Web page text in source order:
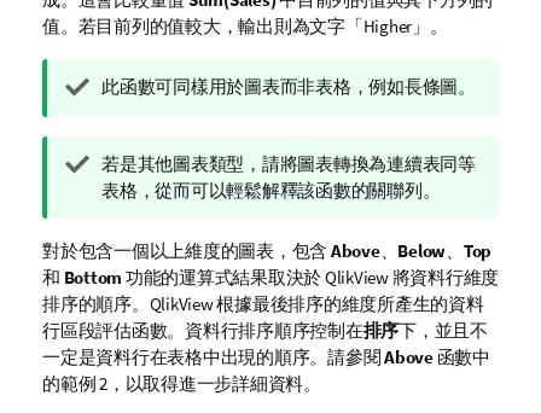
值。若目前列的值較大，輸出則為文字「Higher」。
提
註
此函數可同樣用於圖表而非表格，例如長條圖。
提
示
註
若是其他圖表類型，請將圖表轉換為連續表同等
表格，從而可以輕鬆解釋該函數的關聯列。
對於包含一個以上維度的圖表，包含 Above、 Below、 Top
和 Bottom 功能的運算式結果取決於QlikView將資料行維度
排序的順序。 QlikView根據最後排序的維度所產生的資料
行區段評估函數。資料行排序順序控制在排序下，並且不
一定是資料行在表格中出現的順序。請參閱Above函數中
的範例 2，以取得進一步詳細資料。